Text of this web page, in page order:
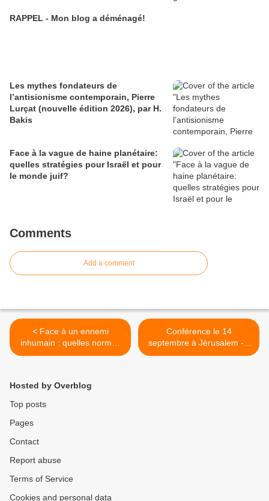
RAPPEL - Mon blog a déménagé!
Les mythes fondateurs de
l’antisionisme contemporain, Pierre
Lurçat (nouvelle édition 2026), par H.
Bakis
Face à la vague de haine planétaire:
quelles stratégies pour Israël et pour
le monde juif?
Comments
Add a comment
< Face à un ennemi
inhumain : quelles normes
pour Tsahal et pour Israël ?
Conférence le 14
septembre à Jérusalem - ”
L'excès d'éthique s'oppose-
Hosted by Overblog
Top posts
Pages
Contact
Report abuse
Terms of Service
Cookies and personal data